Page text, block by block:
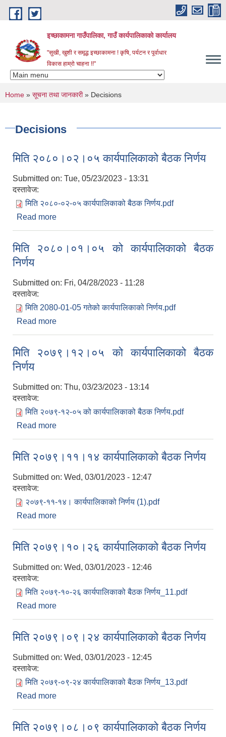
Skip to main content
इच्छाकामना गाउँपालिका, गाउँ कार्यपालिकाको कार्यालय
"सुखी, खुशी र समृद्ध इच्छाकामना ! कृषि, पर्यटन र पूर्वाधार
विकास हाम्रो चाहना !!"
You are here
Home » सूचना तथा जानकारी» Decisions
Decisions
मिति २०८०।०२।०५ कार्यपालिकाको बैठक निर्णय
Submitted on: Tue, 05/23/2023 - 13:31
दस्तावेज:
मिति २०८०-०२-०५ कार्यपालिकाको बैठक निर्णय.pdf
Read more
मिति २०८०।०१।०५ को कार्यपालिकाको बैठक
निर्णय
Submitted on: Fri, 04/28/2023 - 11:28
दस्तावेज:
मिति 2080-01-05 गतेको कार्यपालिकाको निर्णय.pdf
Read more
मिति २०७९।१२।०५ को कार्यपालिकाको बैठक
निर्णय
Submitted on: Thu, 03/23/2023 - 13:14
दस्तावेज:
मिति २०७९-१२-०५ को कार्यपालिकाको बैठक निर्णय.pdf
Read more
मिति २०७९।११।१४ कार्यपालिकाको बैठक निर्णय
Submitted on: Wed, 03/01/2023 - 12:47
दस्तावेज:
२०७९-११-१४। कार्यपालिकाको निर्णय (1).pdf
Read more
मिति २०७९।१०।२६ कार्यपालिकाको बैठक निर्णय
Submitted on: Wed, 03/01/2023 - 12:46
दस्तावेज:
मिति २०७९-१०-२६ कार्यपालिकाको बैठक निर्णय_11.pdf
Read more
मिति २०७९।०९।२४ कार्यपालिकाको बैठक निर्णय
Submitted on: Wed, 03/01/2023 - 12:45
दस्तावेज:
मिति २०७९-०९-२४ कार्यपालिकाको बैठक निर्णय_13.pdf
Read more
मिति २०७९।०८।०९ कार्यपालिकाको बैठक निर्णय